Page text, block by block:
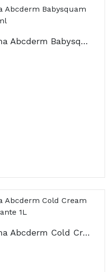
Bioderma Abcderm Babysquam Creme 40ml
Bioderma Abcderm Cold Cream Creme Lavante 1L